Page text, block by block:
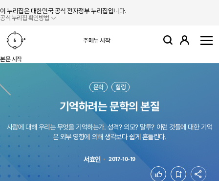
이 누리집은 대한민국 공식 전자정부 누리집입니다.
공식 누리집 확인방법
주메뉴 시작 검색 로그인
본문 시작
문학 힐링
기억하려는 문학의 본질
사람에 대해 우리는 무엇을 기억하는가. 성격? 외모? 말투? 이런 것들에 대한 기억
은 외부 영향에 의해 생각보다 쉽게 흔들린다.
서효인 2017-10-19
좋아요 북마크